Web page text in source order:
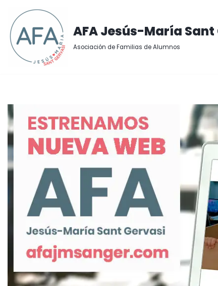
Saltar
al
contenido
AFA Jesús-María
Asociación de Familias de Alumnos